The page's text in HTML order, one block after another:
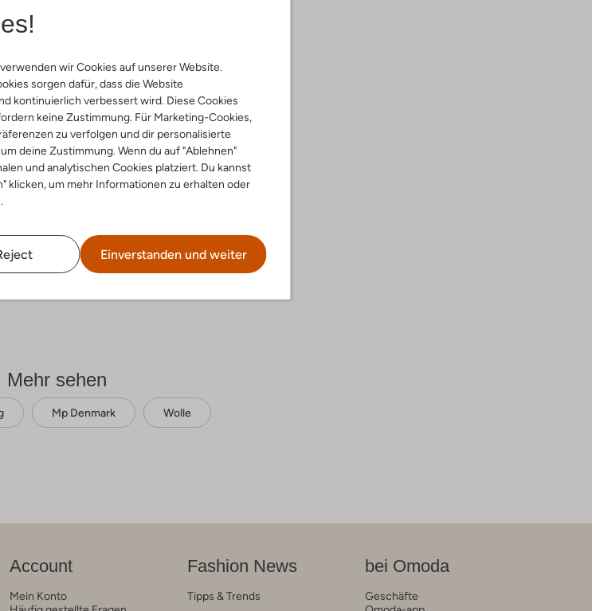
wir Cookies auf unserer Website.
sorgen dafür, dass die Website
kontinuierlich verbessert wird. Diese Cookies
keine Zustimmung. Für Marketing-Cookies,
zu verfolgen und dir personalisierte
deine Zustimmung. Wenn du auf "Ablehnen"
und analytischen Cookies platziert. Du kannst
klicken, um mehr Informationen zu erhalten oder
Einverstanden und weiter
Rückgabe
Mehr sehen
Mp Denmark Wolle
Account
Mein Konto
Fashion News
Tipps & Trends
bei Omoda
Geschäfte